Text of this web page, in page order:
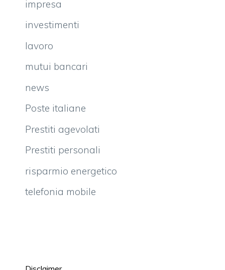
impresa
investimenti
lavoro
mutui bancari
news
Poste italiane
Prestiti agevolati
Prestiti personali
risparmio energetico
telefonia mobile